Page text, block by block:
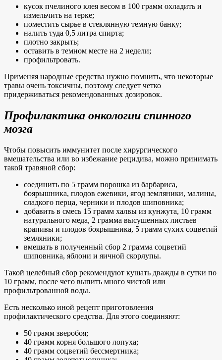
кусок пчелиного клея весом в 100 грамм охладить и
измельчить на терке;
поместить сырье в стеклянную темную банку;
налить туда 0,5 литра спирта;
плотно закрыть;
оставить в темном месте на 2 недели;
профильтровать.
Применяя народные средства нужно помнить, что некоторые
травы очень токсичны, поэтому следует четко
придерживаться рекомендованных дозировок.
Профилактика онкологии спинного
мозга
Чтобы повысить иммунитет после хирургического
вмешательства или во избежание рецидива, можно принимать
такой травяной сбор:
соединить по 5 грамм порошка из барбариса,
боярышника, плодов ежевики, ягод земляники, малины,
сладкого перца, черники и плодов шиповника;
добавить в смесь 15 грамм халвы из кунжута, 10 грамм
натурального меда, 2 грамма высушенных листьев
крапивы и плодов боярышника, 5 грамм сухих соцветий
земляники;
вмешать в полученный сбор 2 грамма соцветий
шиповника, яблони и яичной скорлупы.
Такой целебный сбор рекомендуют кушать дважды в сутки по
10 грамм, после чего выпить много чистой или
профильтрованной воды.
Есть несколько иной рецепт приготовления
профилактического средства. Для этого соединяют:
50 грамм зверобоя;
40 грамм корня большого лопуха;
40 грамм соцветий бессмертника;